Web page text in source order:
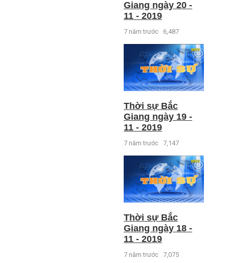
Giang ngày 20 -
11 - 2019
7 năm trước 6,487
Thời sự Bắc
Giang ngày 19 -
11 - 2019
7 năm trước 7,147
Thời sự Bắc
Giang ngày 18 -
11 - 2019
7 năm trước 7,075